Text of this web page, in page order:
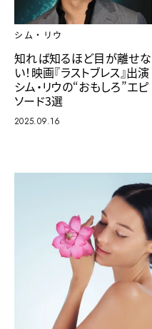
シム・リウ
知れば知るほど目が離せな
い！映画『ラストブレス』出演
シム・リウの“おもしろ”エピ
ソード3選
2025.09.16